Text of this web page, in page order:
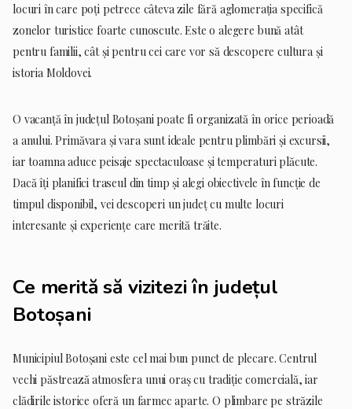
locuri în care poți petrece câteva zile fără aglomerația specifică
zonelor turistice foarte cunoscute. Este o alegere bună atât
pentru familii, cât și pentru cei care vor să descopere cultura și
istoria Moldovei.
O vacanță în județul Botoșani poate fi organizată în orice perioadă
a anului. Primăvara și vara sunt ideale pentru plimbări și excursii,
iar toamna aduce peisaje spectaculoase și temperaturi plăcute.
Dacă îți planifici traseul din timp și alegi obiectivele în funcție de
timpul disponibil, vei descoperi un județ cu multe locuri
interesante și experiențe care merită trăite.
Ce merită să vizitezi în județul
Botoșani
Municipiul Botoșani este cel mai bun punct de plecare. Centrul
vechi păstrează atmosfera unui oraș cu tradiție comercială, iar
clădirile istorice oferă un farmec aparte. O plimbare pe străzile